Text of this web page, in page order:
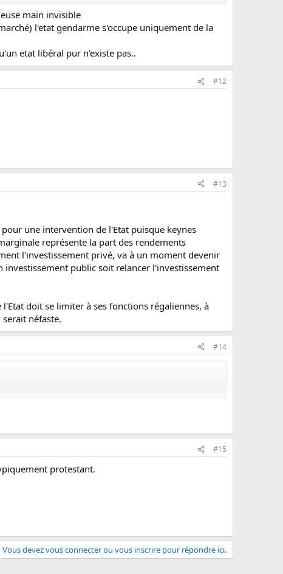
main invisible
l'etat gendarme s'occupe uniquement de la
etat libéral pur n'existe pas..
#12
#13
une intervention de l'Etat puisque keynes
représente la part des rendements
l'investissement privé, va à un moment devenir
public soit relancer l'investissement
doit se limiter à ses fonctions régaliennes, à
néfaste.
#14
#15
protestant.
Vous devez vous connecter ou vous inscrire pour répondre ici.